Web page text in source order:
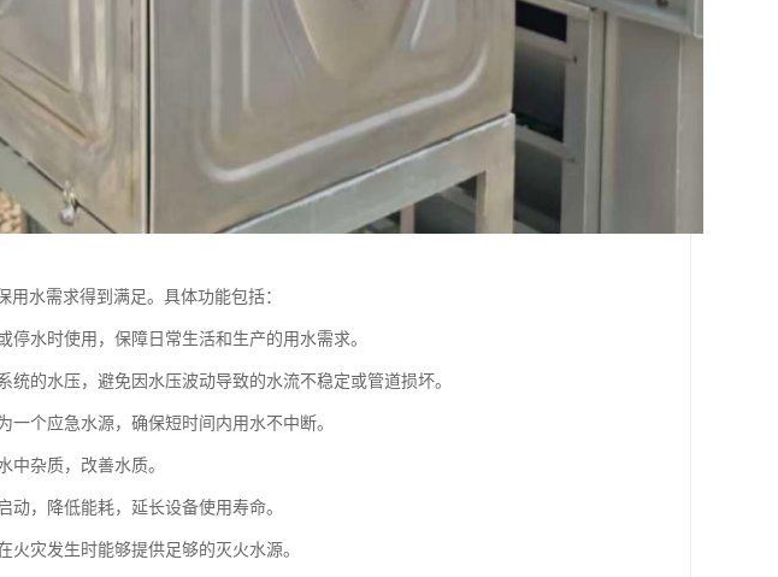
水需求得到满足。具体功能包括：
水时使用，保障日常生活和生产的用水需求。
的水压，避免因水压波动导致的水流不稳定或管道损坏。
个应急水源，确保短时间内用水不中断。
中杂质，改善水质。
，降低能耗，延长设备使用寿命。
灾发生时能够提供足够的灭火水源。